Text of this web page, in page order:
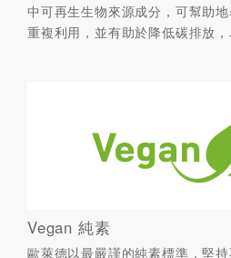
中可再生生物來源成分，可幫助
重複利用，並有助於降低碳排放，
Vegan 純素
歐萊德以最嚴謹的純素標準，堅